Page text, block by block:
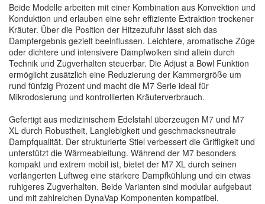
Beide Modelle arbeiten mit einer Kombination aus Konvektion und
Konduktion und erlauben eine sehr effiziente Extraktion trockener
Kräuter. Über die Position der Hitzezufuhr lässt sich das
Dampfergebnis gezielt beeinflussen. Leichtere, aromatische Züge
oder dichtere und intensivere Dampfwolken sind allein durch
Technik und Zugverhalten steuerbar. Die Adjust a Bowl Funktion
ermöglicht zusätzlich eine Reduzierung der Kammergröße um
rund fünfzig Prozent und macht die M7 Serie ideal für
Mikrodosierung und kontrollierten Kräuterverbrauch.
Gefertigt aus medizinischem Edelstahl überzeugen M7 und M7
XL durch Robustheit, Langlebigkeit und geschmacksneutrale
Dampfqualität. Der strukturierte Stiel verbessert die Griffigkeit und
unterstützt die Wärmeableitung. Während der M7 besonders
kompakt und extrem mobil ist, bietet der M7 XL durch seinen
verlängerten Luftweg eine stärkere Dampfkühlung und ein etwas
ruhigeres Zugverhalten. Beide Varianten sind modular aufgebaut
und mit zahlreichen DynaVap Komponenten kompatibel.